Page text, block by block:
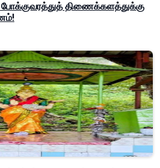
திணைக்களத்துக்கு